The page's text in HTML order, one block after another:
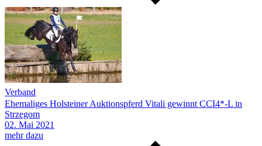
Verband
Ehemaliges Holsteiner Auktionspferd Vitali gewinnt CCI4*-L in
Strzegom
02. Mai 2021
mehr dazu